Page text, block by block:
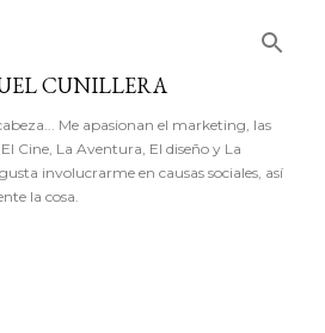
CUNILLERA
Me apasionan el marketing, las
El Cine, La Aventura, El diseño y La
involucrarme en causas sociales, así
la cosa.